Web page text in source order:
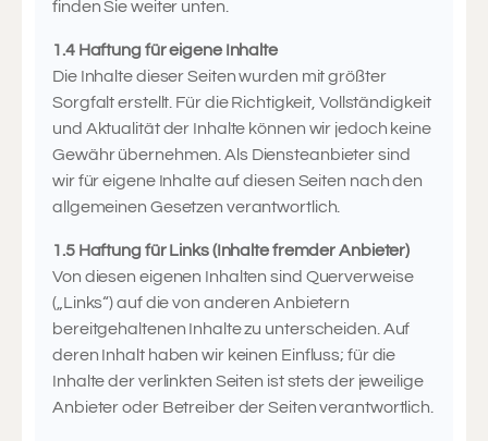
finden Sie weiter unten.
1.4 Haftung für eigene Inhalte
Die Inhalte dieser Seiten wurden mit größter
Sorgfalt erstellt. Für die Richtigkeit, Vollständigkeit
und Aktualität der Inhalte können wir jedoch keine
Gewähr übernehmen. Als Diensteanbieter sind
wir für eigene Inhalte auf diesen Seiten nach den
allgemeinen Gesetzen verantwortlich.
1.5 Haftung für Links (Inhalte fremder Anbieter)
Von diesen eigenen Inhalten sind Querverweise
(„Links“) auf die von anderen Anbietern
bereitgehaltenen Inhalte zu unterscheiden. Auf
deren Inhalt haben wir keinen Einfluss; für die
Inhalte der verlinkten Seiten ist stets der jeweilige
Anbieter oder Betreiber der Seiten verantwortlich.